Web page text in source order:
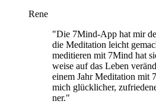
Rene
"Die 7Mind-App hat mir
die Medi­ta­tion leicht
medi­tie­ren mit 7Mind hat
weise auf das Leben
einem Jahr Medi­ta­tion mit
mich glück­li­cher,
ner."